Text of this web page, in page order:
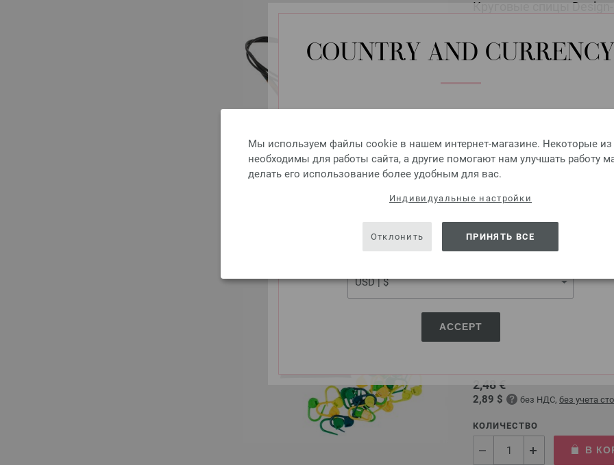
COUNTRY AND CURRENCY
LANGUAGE
SHIPPING TO
USA - The United States of America
ACCEPT
Мы используем файлы cookie в нашем интернет-магазине. Некоторые из
необходимы для работы сайта, а другие помогают нам улучшать работу
делать его использование более удобным для вас.
Индивидуальные настройки
Отклонить ПРИНЯТЬ ВСЕ
Круговые спицы
Круговые спицы Design-
7,98 €
без учета
Добавить в избранное
В набор входят 30
Практичные открытые
любом вязальном проекте.
пять стильных цветов
элементы узора. Маркеры
2,48 €
2,89 $ без НДС, без учета
КОЛИЧЕСТВО
В